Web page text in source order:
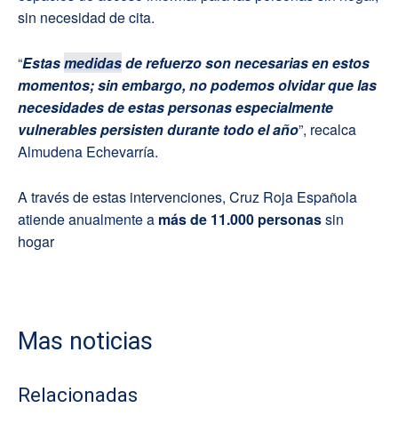
sin necesidad de cita.
“Estasmedidasde refuerzo son necesarias en estos
momentos; sin embargo, no podemos olvidar que las
necesidades de estas personas especialmente
vulnerables persisten durante todo el año”, recalca
Almudena Echevarría.
A través de estas intervenciones, Cruz Roja Española
atiende anualmente a más de 11.000 personassin
hogar
Mas noticias
Relacionadas